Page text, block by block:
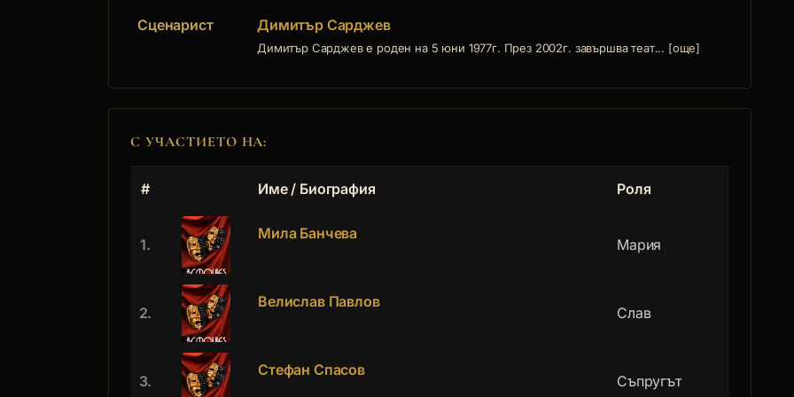
Сценарист Димитър Сарджев
Димитър Сарджев е роден на 5 юни 1977г. През 2002г. завършва теат... [още]
С УЧАСТИЕТО НА:
# Име / Биография Роля
1.
Мила Банчева
Мария
2.
Велислав Павлов
Слав
3.
Стефан Спасов
Съпругът